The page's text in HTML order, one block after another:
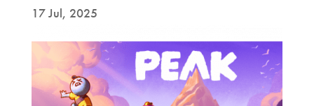
17 Jul, 2025